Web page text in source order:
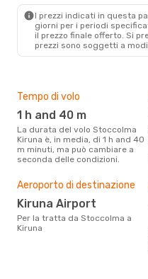
KRN- STO
I prezzi indicati in questa
giorni per i periodi
il ​​prezzo finale offerto. Si
prezzi sono soggetti a
Tempo di volo
1 h and 40 m
La durata del volo Stoccolma
Kiruna è, in media, di 1 h and 40
m minuti, ma può cambiare a
seconda delle condizioni.
Aeroporto di destinazione
Kiruna Airport
Per la tratta da Stoccolma a
Kiruna